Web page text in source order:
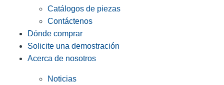
Catálogos de piezas
Contáctenos
Dónde comprar
Solicite una demostración
Acerca de nosotros
Noticias